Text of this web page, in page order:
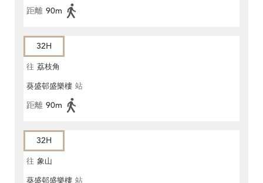
距離 90m
32H
往 荔枝角
葵盛邨盛樂樓 站
距離 90m
32H
往 象山
葵盛邨盛樂樓 站